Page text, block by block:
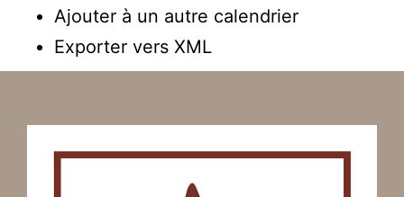
Ajouter à un autre calendrier
Exporter vers XML